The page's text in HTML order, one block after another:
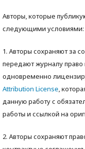
Авторы, которые
следующими условиями:
1. Авторы сохраняют за
передают журналу
одновременно
Attribution License,
данную работу с
работы и ссылкой на
2. Авторы сохраняют